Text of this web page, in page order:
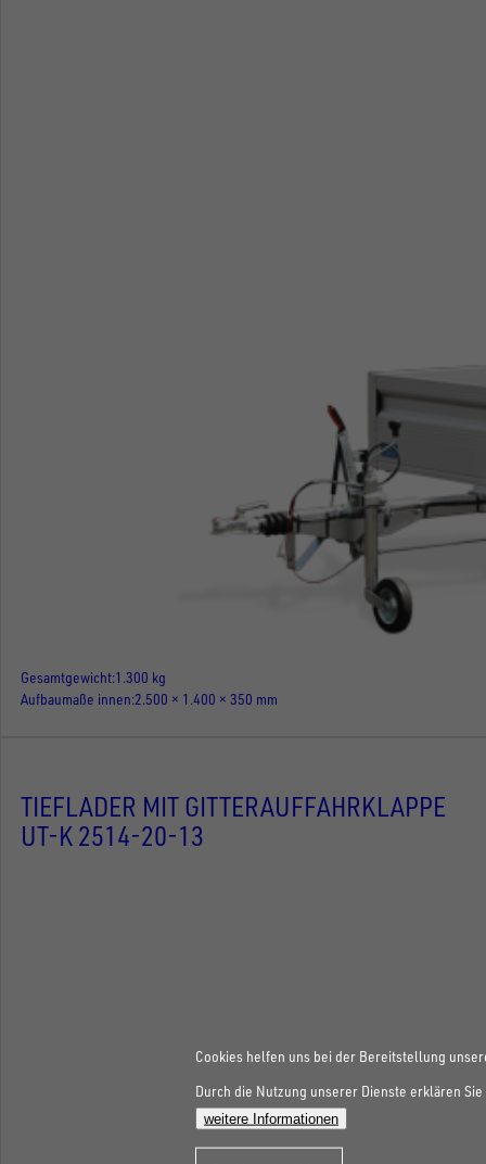
Gesamtgewicht 1.300 kg
Aufbaumaße innen 2.500 × 1.400 × 350 mm
TIEFLADER MIT GITTERAUFFAHRKLAPPE
UT-K 2514-20-13
Cookies helfen uns bei der Bereitstellung
Durch die Nutzung unserer Dienste erklären
weitere Informationen